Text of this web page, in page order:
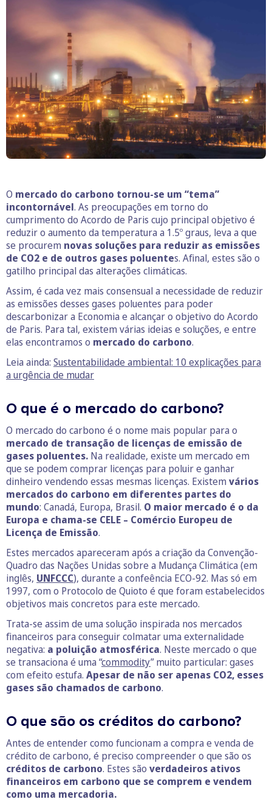
O mercado do carbono tornou-se um “tema”
incontornável. As preocupações em torno do
cumprimento do Acordo de Paris cujo principal objetivo é
reduzir o aumento da temperatura a 1.5º graus, leva a que
se procurem novas soluções para reduzir as emissões
de CO2 e de outros gases poluentes. Afinal, estes são o
gatilho principal das alterações climáticas.
Assim, é cada vez mais consensual a necessidade de reduzir
as emissões desses gases poluentes para poder
descarbonizar a Economia e alcançar o objetivo do Acordo
de Paris. Para tal, existem várias ideias e soluções, e entre
elas encontramos o mercado do carbono.
Leia ainda: Sustentabilidade ambiental: 10 explicações para
a urgência de mudar
O que é o mercado do carbono?
O mercado do carbono é o nome mais popular para o
mercado de transação de licenças de emissão de
gases poluentes. Na realidade, existe um mercado em
que se podem comprar licenças para poluir e ganhar
dinheiro vendendo essas mesmas licenças. Existem vários
mercados do carbono em diferentes partes do
mundo: Canadá, Europa, Brasil. O maior mercado é o da
Europa e chama-se CELE – Comércio Europeu de
Licença de Emissão.
Estes mercados apareceram após a criação da Convenção-
Quadro das Nações Unidas sobre a Mudança Climática (em
inglês, UNFCCC), durante a confeência ECO-92. Mas só em
1997, com o Protocolo de Quioto é que foram estabelecidos
objetivos mais concretos para este mercado.
Trata-se assim de uma solução inspirada nos mercados
financeiros para conseguir colmatar uma externalidade
negativa: a poluição atmosférica. Neste mercado o que
se transaciona é uma “commodity” muito particular: gases
com efeito estufa. Apesar de não ser apenas CO2, esses
gases são chamados de carbono.
O que são os créditos do carbono?
Antes de entender como funcionam a compra e venda de
crédito de carbono, é preciso compreender o que são os
créditos de carbono. Estes são verdadeiros ativos
financeiros em carbono que se comprem e vendem
como uma mercadoria.